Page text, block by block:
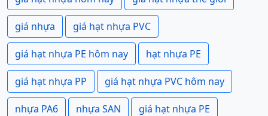
giá nhựa giá hạt nhựa PVC
giá hạt nhựa PE hôm nay hạt nhựa PE
giá hạt nhựa PP giá hạt nhựa PVC hôm nay
nhựa PA6 nhựa SAN giá hạt nhựa PE